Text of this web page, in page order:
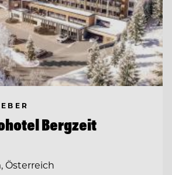
Bergzeit
Österreich